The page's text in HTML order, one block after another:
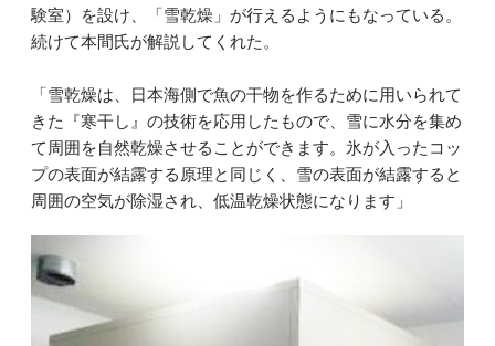
験室）を設け、「雪乾燥」が行えるようにもなっている。
続けて本間氏が解説してくれた。
「雪乾燥は、日本海側で魚の干物を作るために用いられて
きた『寒干し』の技術を応用したもので、雪に水分を集め
て周囲を自然乾燥させることができます。氷が入ったコッ
プの表面が結露する原理と同じく、雪の表面が結露すると
周囲の空気が除湿され、低温乾燥状態になります」